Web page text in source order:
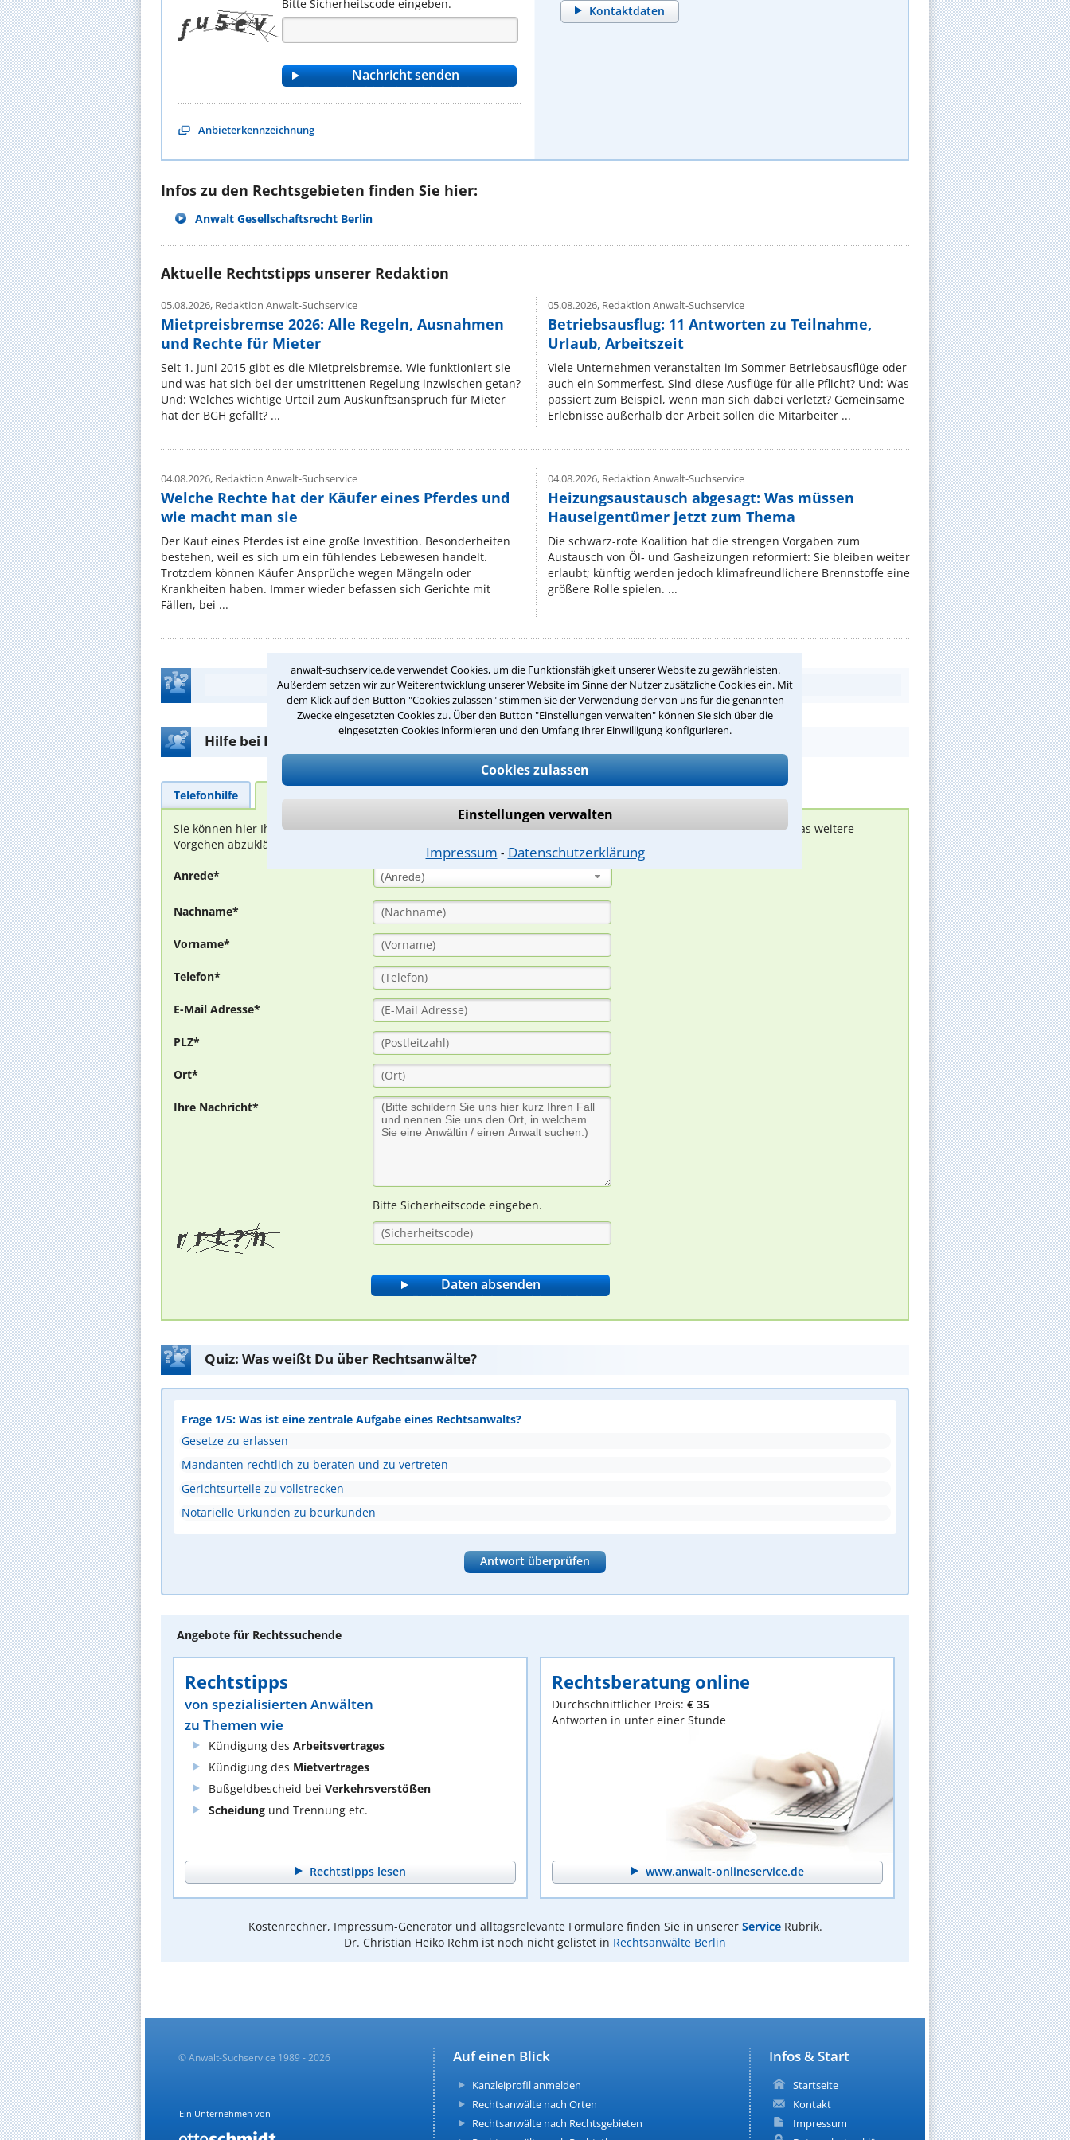
anwalt-suchservice.de verwendet Cookies, um die Funktionsfähigkeit unserer Website zu gewährleisten.
Außerdem setzen wir zur Weiterentwicklung unserer Website im Sinne der Nutzer zusätzliche Cookies ein. Mit
dem Klick auf den Button "Cookies zulassen" stimmen Sie der Verwendung der von uns für die genannten
Zwecke eingesetzten Cookies zu. Über den Button "Einstellungen verwalten" können Sie sich über die
eingesetzten Cookies informieren und den Umfang Ihrer Einwilligung konfigurieren.
Cookies zulassen
Einstellungen verwalten
Impressum ⁃ Datenschutzerklärung
Bitte Sicherheitscode eingeben.
Anbieterkennzeichnung
Kontaktdaten
Infos zu den Rechtsgebieten finden Sie hier:
Anwalt Gesellschaftsrecht Berlin
Aktuelle Rechtstipps unserer Redaktion
05.08.2026, Redaktion Anwalt-Suchservice
Mietpreisbremse 2026: Alle Regeln, Ausnahmen
und Rechte für Mieter
Seit 1. Juni 2015 gibt es die Mietpreisbremse. Wie funktioniert sie
und was hat sich bei der umstrittenen Regelung inzwischen getan?
Und: Welches wichtige Urteil zum Auskunftsanspruch für Mieter
hat der BGH gefällt? ...
05.08.2026,Redaktion Anwalt-Suchservice
Betriebsausflug: 11 Antworten zu Teilnahme,
Urlaub, Arbeitszeit
Viele Unternehmen veranstalten im Sommer Betriebsausflüge oder
auch ein Sommerfest. Sind diese Ausflüge für alle Pflicht? Und: Was
passiert zum Beispiel, wenn man sich dabei verletzt? Gemeinsame
Erlebnisse außerhalb der Arbeit sollen die Mitarbeiter ...
04.08.2026, Redaktion Anwalt-Suchservice
Welche Rechte hat der Käufer eines Pferdes und
wie macht man sie
Der Kauf eines Pferdes ist eine große Investition. Besonderheiten
bestehen, weil es sich um ein fühlendes Lebewesen handelt.
Trotzdem können Käufer Ansprüche wegen Mängeln oder
Krankheiten haben. Immer wieder befassen sich Gerichte mit
Fällen, bei ...
04.08.2026,Redaktion Anwalt-Suchservice
Heizungsaustausch abgesagt: Was müssen
Hauseigentümer jetzt zum Thema
Die schwarz-rote Koalition hat die strengen Vorgaben zum
Austausch von Öl‑ und Gasheizungen reformiert: Sie bleiben weiter
erlaubt; künftig werden jedoch klimafreundlichere Brennstoffe eine
größere Rolle spielen. ...
Teste Dein Rechtswissen
Hilfe bei Ihrer Anwaltsuche?
Telefonhilfe
Sie können hier Ihren Fall schildern. Anschließend werden sich spezialisierte Rechtsanwälte bei Ihnen melden, um das weitere
Vorgehen abzuklären. Die Rückmeldung durch einen Anwalt ist für Sie kostenlos.
Anrede* (Anrede)
Nachname*
Vorname*
Telefon*
E-Mail Adresse*
PLZ*
Ort*
Ihre Nachricht*
Bitte Sicherheitscode eingeben.
Quiz: Was weißt Du über Rechtsanwälte?
Frage 1/5: Was ist eine zentrale Aufgabe eines Rechtsanwalts?
Gesetze zu erlassen
Mandanten rechtlich zu beraten und zu vertreten
Gerichtsurteile zu vollstrecken
Notarielle Urkunden zu beurkunden
Antwort überprüfen
Angebote für Rechtssuchende
Rechtstipps
von spezialisierten Anwälten
zu Themen wie
Kündigung des Arbeitsvertrages
Kündigung des Mietvertrages
Bußgeldbescheid bei Verkehrsverstößen
Scheidung und Trennung etc.
Rechtstipps lesen
Rechtsberatung online
Durchschnittlicher Preis: € 35
Antworten in unter einer Stunde
www.anwalt-onlineservice.de
Kostenrechner, Impressum-Generator und alltagsrelevante Formulare finden Sie in unserer ServiceRubrik.
Dr. Christian Heiko Rehm ist noch nicht gelistet in Rechtsanwälte Berlin
Infos & Start
Startseite
Kontakt
Impressum
Auf einen Blick
Kanzleiprofil anmelden
Rechtsanwälte nach Orten
Rechtsanwälte nach Rechtsgebieten
© Anwalt-Suchservice 1989 - 2026
Ein Unternehmen von